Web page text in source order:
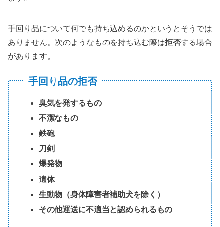
手回り品について何でも持ち込めるのかというとそうでは
ありません。次のようなものを持ち込む際は拒否する場合
があります。
手回り品の拒否
臭気を発するもの
不潔なもの
鉄砲
刀剣
爆発物
遺体
生動物（身体障害者補助犬を除く）
その他運送に不適当と認められるもの